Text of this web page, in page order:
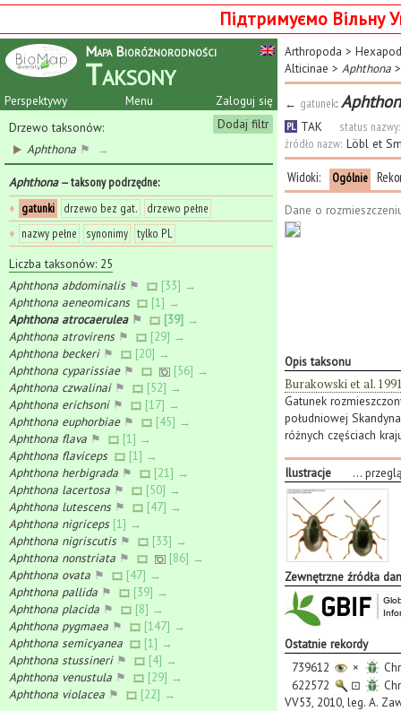
Підтримуємо Вільну
Mapa Bioróżnorodności
Taksony
Perspektywy Zaloguj się
Menu
Dodaj filtr
Drzewo taksonów:
Aphthona ⚑ →
Aphthona— taksony podrzędne:
♦ gatunki drzewo bez gat.
drzewo pełne
♦ nazwy pełne synonimy tylko PL
Liczba taksonów: 25
Aphthona abdominalis⚑
[33] →
Aphthona aeneomicans
[1] →
Aphthona atrocaerulea⚑
[39] →
Aphthona atrovirens⚑
[29] →
Aphthona beckeri⚑
[20] →
Aphthona cyparissiae⚑
[56] →
Aphthona czwalinai⚑
[52] →
Aphthona erichsoni⚑
[17] →
Aphthona euphorbiae⚑
[45] →
Aphthona flava ⚑
[1] →
Aphthona flaviceps
[1] →
Aphthona herbigrada ⚑
[21] →
Aphthona lacertosa ⚑
[50] →
Aphthona lutescens⚑
[47] →
Aphthona nigriceps [1] →
Aphthona nigriscutis⚑
[33] →
Aphthona nonstriata ⚑
[86] →
Aphthona ovata ⚑
[47] →
Aphthona pallida ⚑
[39] →
Aphthona placida ⚑
[8] →
Aphthona pygmaea ⚑
[147] →
Aphthona semicyanea
[1] →
Aphthona stussineri⚑
[4] →
Aphthona venustula ⚑
[29] →
Aphthona violacea ⚑ [22] →
Arthropoda >
Alticinae > Aphthona >
← gatunek:
PL TAK
status nazwy:
źródło nazw: Löbl et
Widoki: Ogólnie
Dane o
Opis taksonu
Burakowski et al.
Gatunek
południowej
różnych częściach
Ilustracje ...
Zewnętrzne źródła
Ostatnie rekordy
739612
×
622572
⊡
VV53, 2010, leg. A.